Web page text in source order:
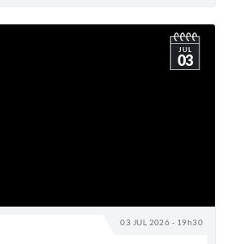
03 JUL 2026 - 19h30
JUL
03